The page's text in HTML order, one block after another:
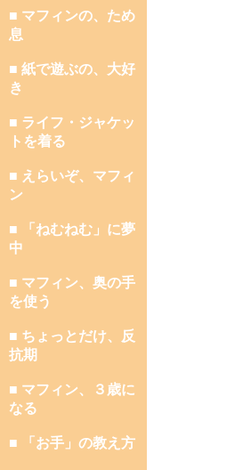
■ マフィンの、ため
息
■ 紙で遊ぶの、大好
き
■ ライフ・ジャケッ
トを着る
■ えらいぞ、マフィ
ン
■ 「ねむねむ」に夢
中
■ マフィン、奥の手
を使う
■ ちょっとだけ、反
抗期
■ マフィン、３歳に
なる
■ 「お手」の教え方